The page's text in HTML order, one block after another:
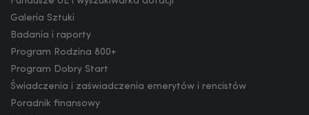
JPY
Galeria Sztuki
Badania i raporty
Program Rodzina 800+
Program Dobry Start
Świadczenia i zaświadczenia emerytów i rencistów
Poradnik finansowy